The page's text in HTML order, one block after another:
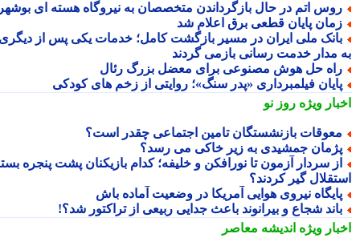
اتم در حال بازگرداندن متخصصان به نیروگاه هسته ای بوشهر
پایان قطعی برق اعلام شد
ملی ایران در مسیر بازگشت کامل؛ خدمات یکی پس از دیگری
مدار خدمت رسانی بازمی گردند
حل هوش مصنوعی برای معضل بزرگ رئال
فیلمبرداری «پدر سنگ»؛ روایتی از زخم های کودکی
ویژهروز نو
بازنشستگان تامین اجتماعی چقدر است؟
جمشیدی به زیر خاکی می رسد؟
سردار آزمون تا نورافکن و خلیفه؛ کدام بازیکنان پشت پنجره بسته
گیر کردند؟
نیروی هوایی آمریکا در وضعیت آماده باش
شجاع و بیرانوند باعث جدایی ربیعی از تراکتور شد؟!
ویژهاندیشه معاصر